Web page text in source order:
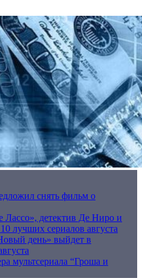
снять фильм о
Лассо», детектив Де Ниро и
лучших сериалов августа
день» выйдет в
мультсериала “Гроша и